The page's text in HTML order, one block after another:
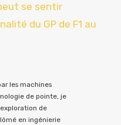
se sentir
du GP de F1 au
les machines
de pointe, je
de
en ingénierie